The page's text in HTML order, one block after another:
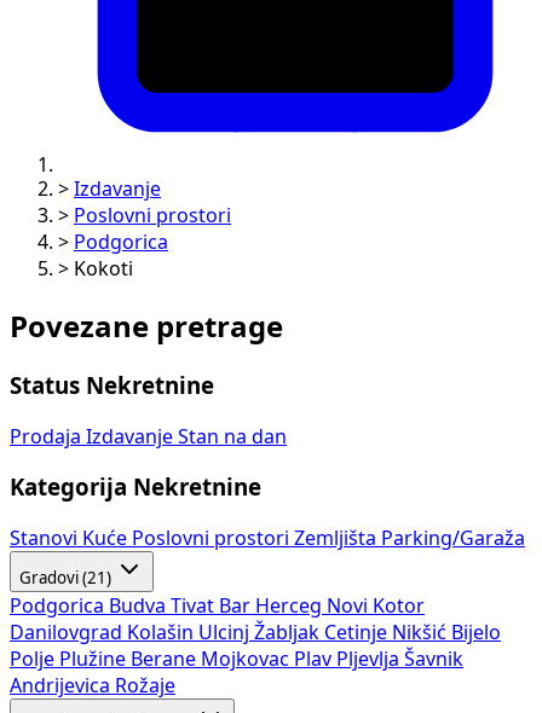
> Izdavanje
> Poslovni prostori
> Podgorica
> Kokoti
Povezane pretrage
Status Nekretnine
Prodaja Izdavanje Stan na dan
Kategorija Nekretnine
Stanovi Kuće Poslovni prostori Zemljišta Parking/Garaža
Gradovi (21)
Podgorica Budva Tivat Bar Herceg Novi Kotor
Danilovgrad Kolašin Ulcinj Žabljak Cetinje Nikšić Bijelo
Polje Plužine Berane Mojkovac Plav Pljevlja Šavnik
Andrijevica Rožaje